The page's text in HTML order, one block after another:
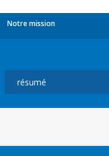
Notre mission